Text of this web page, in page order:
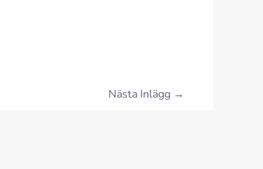
Nästa Inlägg →